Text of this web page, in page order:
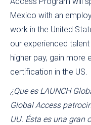
Mexico with an
work in the United
our experienced
higher pay, gain more
certification in the US.
¿Que es LAUNCH
Global Access
UU. Ésta es una gran